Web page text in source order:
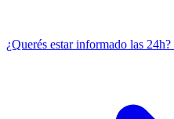
¿Querés estar informado las 24h?